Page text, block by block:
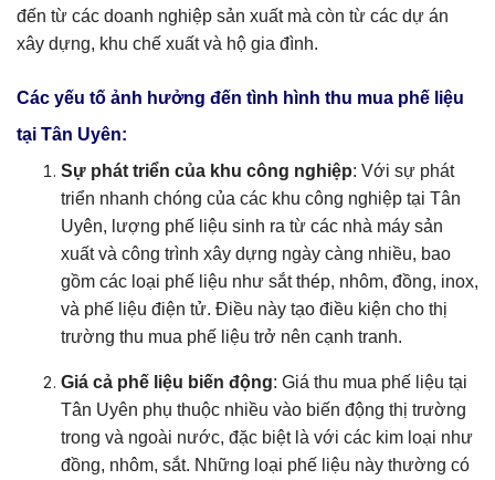
đến từ các doanh nghiệp sản xuất mà còn từ các dự án
xây dựng, khu chế xuất và hộ gia đình.
Các yếu tố ảnh hưởng đến tình hình thu mua phế liệu
tại Tân Uyên:
Sự phát triển của khu công nghiệp: Với sự phát
triển nhanh chóng của các khu công nghiệp tại Tân
Uyên, lượng phế liệu sinh ra từ các nhà máy sản
xuất và công trình xây dựng ngày càng nhiều, bao
gồm các loại phế liệu như sắt thép, nhôm, đồng, inox,
và phế liệu điện tử. Điều này tạo điều kiện cho thị
trường thu mua phế liệu trở nên cạnh tranh.
Giá cả phế liệu biến động: Giá thu mua phế liệu tại
Tân Uyên phụ thuộc nhiều vào biến động thị trường
trong và ngoài nước, đặc biệt là với các kim loại như
đồng, nhôm, sắt. Những loại phế liệu này thường có